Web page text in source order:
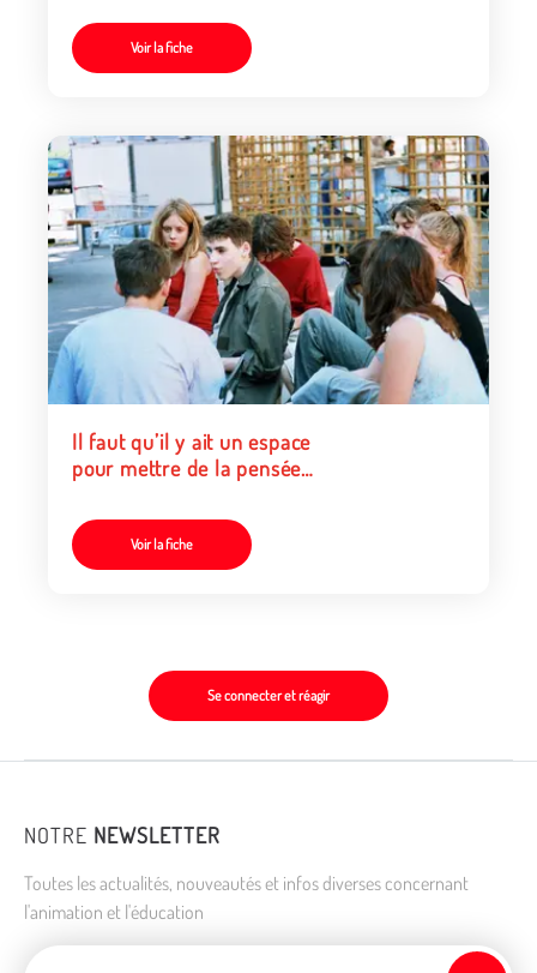
Voir la fiche
Il faut qu’il y ait un espace
pour mettre de la pensée
Voir la fiche
Se connecter et réagir
NOTRE NEWSLETTER
Toutes les actualités, nouveautés et infos diverses concernant
l'animation et l'éducation